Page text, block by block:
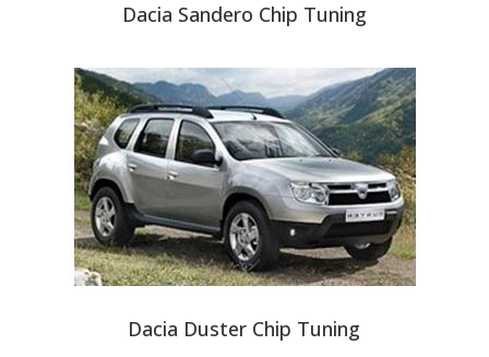
Dacia Sandero Chip Tuning
Dacia Duster Chip Tuning